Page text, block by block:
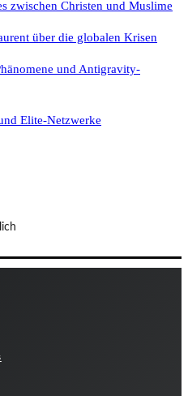
zwischen Christen und Muslime
über die globalen Krisen
und Antigravity-
Elite-Netzwerke